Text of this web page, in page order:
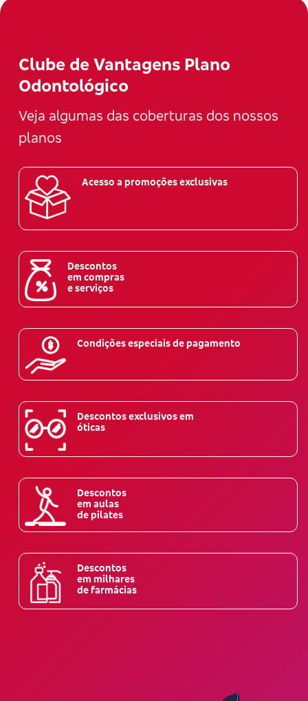
Clube de Vantagens Plano
Odontológico
Veja algumas das coberturas dos nossos
planos
Acesso a promoções exclusivas
Descontos
em compras
e serviços
Condições especiais de pagamento
Descontos exclusivos em
óticas
Descontos
em aulas
de pilates
Descontos
em milhares
de farmácias